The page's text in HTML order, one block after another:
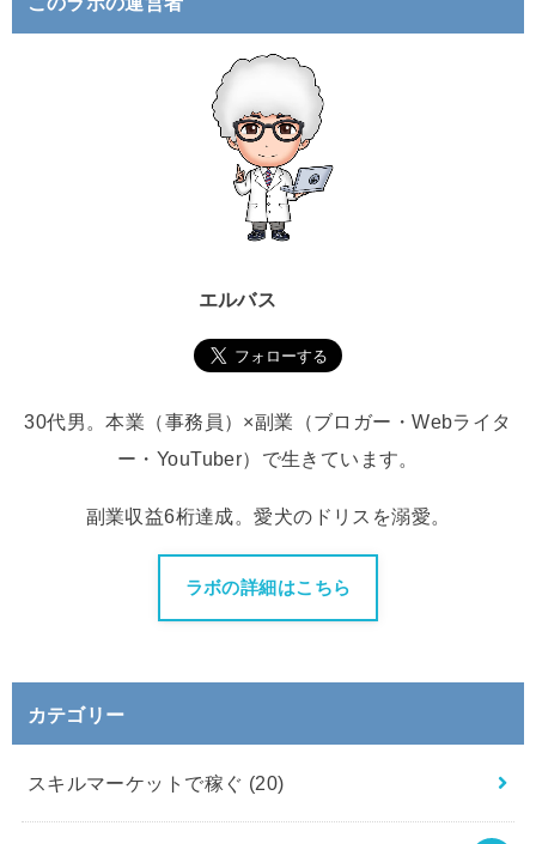
エルバス
30代男。本業（事務員）×副業（ブロガー・Webライタ
ー・YouTuber）で生きています。
副業収益6桁達成。愛犬のドリスを溺愛。
ラボの詳細はこちら
カテゴリー
スキルマーケットで稼ぐ (20)